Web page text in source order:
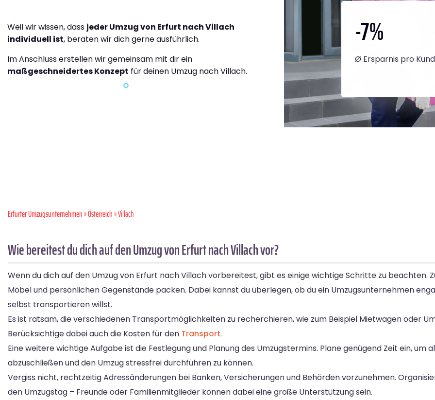
Weil wir wissen, dass jeder Umzug von Erfurt nach Villach
individuell ist, beraten wir dich gerne ausführlich.
Im Anschluss erstellen wir gemeinsam mit dir ein
maßgeschneidertes Konzept für deinen Umzug nach Villach.
-7%
Ø Ersparnis pro
Erfurter Umzugsunternehmen»Österreich» Villach
Wie bereitest du dich auf den Umzug von Erfurt nach Villach vor?
Wenn du dich auf den Umzug von Erfurt nach Villach vorbereitest, gibt es einige wichtige Schritte zu beachten.
Möbel und persönlichen Gegenstände packen. Dabei kannst du überlegen, ob du ein Umzugsunternehmen
selbst transportieren willst.
Es ist ratsam, die verschiedenen Transportmöglichkeiten zu recherchieren, wie zum Beispiel Mietwagen oder
Berücksichtige dabei auch die Kosten für den Transport.
Eine weitere wichtige Aufgabe ist die Festlegung und Planung des Umzugstermins. Plane genügend Zeit ein, um
abzuschließen und den Umzug stressfrei durchführen zu können.
Vergiss nicht, rechtzeitig Adressänderungen bei Banken, Versicherungen und Behörden vorzunehmen.
den Umzugstag – Freunde oder Familienmitglieder können dabei eine große Unterstützung sein.